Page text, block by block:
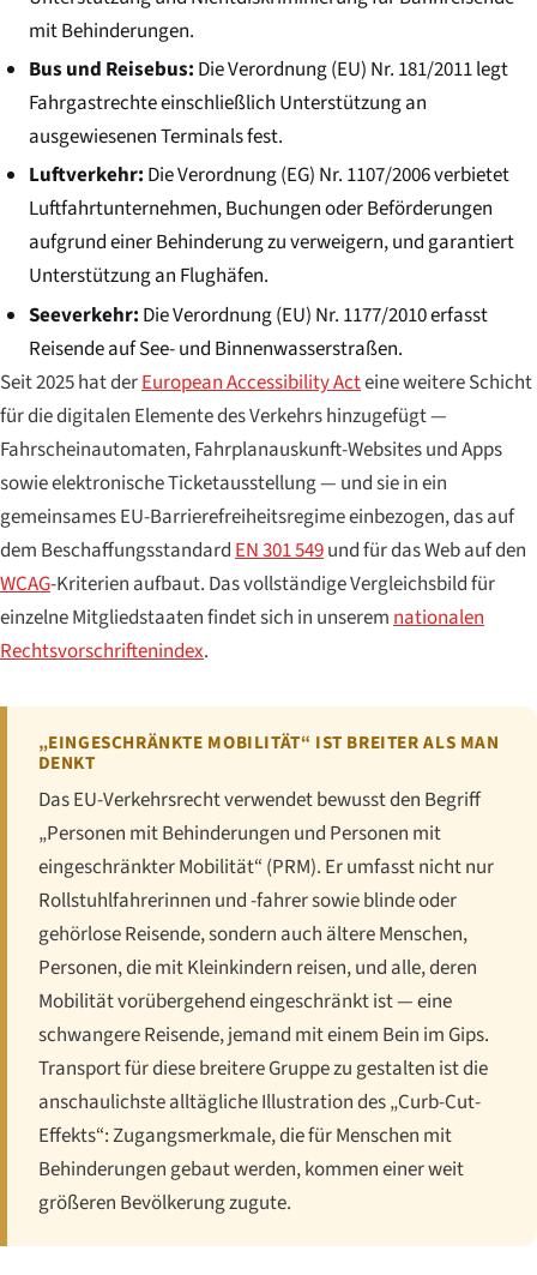
mit Behinderungen.
Bus und Reisebus: Die Verordnung (EU) Nr. 181/2011 legt
Fahrgastrechte einschließlich Unterstützung an
ausgewiesenen Terminals fest.
Luftverkehr: Die Verordnung (EG) Nr. 1107/2006 verbietet
Luftfahrtunternehmen, Buchungen oder Beförderungen
aufgrund einer Behinderung zu verweigern, und garantiert
Unterstützung an Flughäfen.
Seeverkehr: Die Verordnung (EU) Nr. 1177/2010 erfasst
Reisende auf See- und Binnenwasserstraßen.
Seit 2025 hat derEuropean Accessibility Acteine weitere Schicht
für diedigitalen Elemente des Verkehrs hinzugefügt —
Fahrscheinautomaten, Fahrplanauskunft-Websites und Apps
sowie elektronische Ticketausstellung — und sie in ein
gemeinsames EU-Barrierefreiheitsregime einbezogen, das auf
dem Beschaffungsstandard EN 301 549und für das Web auf den
WCAG-Kriterien aufbaut. Das vollständige Vergleichsbild für
einzelne Mitgliedstaaten findet sich in unserem nationalen
Rechtsvorschriftenindex.
„EINGESCHRÄNKTE MOBILITÄT“ IST BREITER ALS MAN
DENKT
Das EU-Verkehrsrecht verwendet bewusst den Begriff
„Personen mit Behinderungen und Personen mit
eingeschränkter Mobilität“ (PRM). Er umfasst nicht nur
Rollstuhlfahrerinnen und -fahrer sowie blinde oder
gehörlose Reisende, sondern auch ältere Menschen,
Personen, die mit Kleinkindern reisen, und alle, deren
Mobilität vorübergehend eingeschränkt ist — eine
schwangere Reisende, jemand mit einem Bein im Gips.
Transport für diese breitere Gruppe zu gestalten ist die
anschaulichste alltägliche Illustration des „Curb-Cut-
Effekts“: Zugangsmerkmale, die für Menschen mit
Behinderungen gebaut werden, kommen einer weit
größeren Bevölkerung zugute.